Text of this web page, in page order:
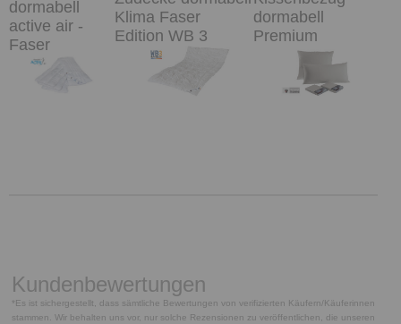
dormabell
active air -
Faser
Klima Faser
Edition WB 3
dormabell
Premium
Kundenbewertungen
*Es ist sichergestellt, dass sämtliche Bewertungen von verifizierten Käufern/Käuferinnen
stammen. Wir behalten uns vor, nur solche Rezensionen zu veröffentlichen, die unseren